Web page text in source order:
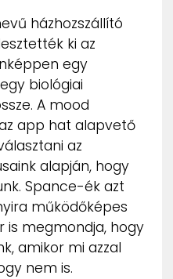
házhozszállító
ki az
egy
biológiai
A mood
app hat alapvető
az
alapján, hogy
Spance-ék azt
működőképes
is megmondja, hogy
amikor mi azzal
nem is.